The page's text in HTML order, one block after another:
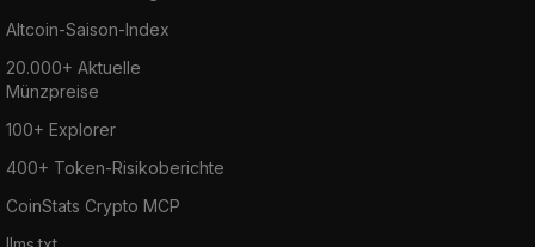
Altcoin-Saison-Index
20.000+ Aktuelle
Münzpreise
100+ Explorer
400+ Token-Risikoberichte
CoinStats Crypto MCP